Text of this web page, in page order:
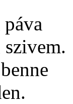
szivem.